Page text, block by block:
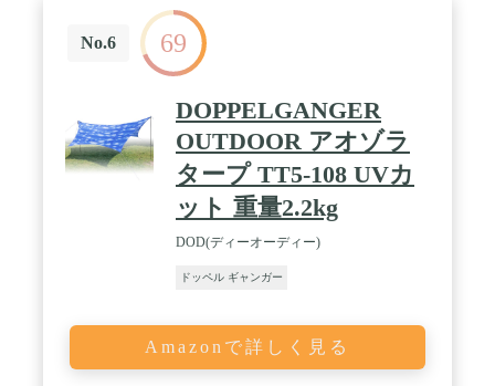
合わせ下さい。 / 2025年1月以降、取扱説明書を改
定しました。
No.6 69
DOPPELGANGER
OUTDOOR アオゾラ
タープ TT5-108 UVカ
ット 重量2.2kg
DOD(ディーオーディー)
ドッペル ギャンガー
Amazonで詳しく見る